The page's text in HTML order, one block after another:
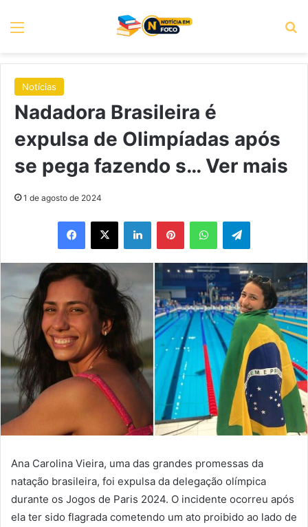
Menu
Notícias
Nadadora Brasileira é
expulsa de Olimpíadas após
se pega fazendo s… Ver mais
1 de agosto de 2024
Facebook
X LinkedinPinterestWhatsAppTelegram
Ana Carolina Vieira, uma das grandes promessas da
natação brasileira, foi expulsa da delegação olímpica
durante os Jogos de Paris 2024. O incidente ocorreu após
ela ter sido flagrada cometendo um ato proibido ao lado de